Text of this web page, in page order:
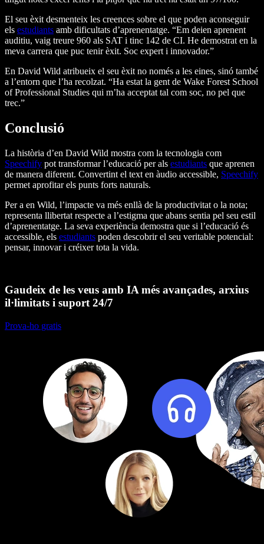
El seu èxit desmenteix les creences sobre el que poden aconseguir
els estudiants amb dificultats d’aprenentatge. “Em deien aprenent
auditiu, vaig treure 960 als SAT i tinc 142 de CI. He demostrat en la
meva carrera que puc tenir èxit. Soc expert i innovador.”
En David Wild atribueix el seu èxit no només a les eines, sinó també
a l’entorn que l’ha recolzat. “Ha estat la gent de Wake Forest School
of Professional Studies qui m’ha acceptat tal com soc, no pel que
trec.”
Conclusió
La història d’en David Wild mostra com la tecnologia com
Speechify pot transformar l’educació per als estudiants que aprenen
de manera diferent. Convertint el text en àudio accessible, Speechify
permet aprofitar els punts forts naturals.
Per a en Wild, l’impacte va més enllà de la productivitat o la nota;
representa llibertat respecte a l’estigma que abans sentia pel seu estil
d’aprenentatge. La seva experiència demostra que si l’educació és
accessible, els estudiants poden descobrir el seu veritable potencial:
pensar, innovar i créixer tota la vida.
Gaudeix de les veus amb IA més avançades, arxius
il·limitats i suport 24/7
Prova-ho gratis